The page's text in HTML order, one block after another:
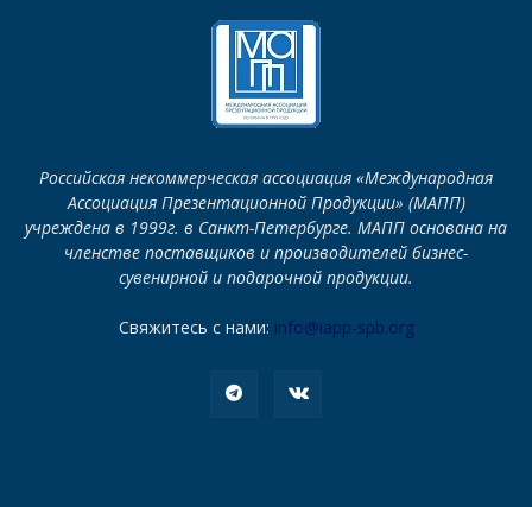
Российская некоммерческая ассоциация «Международная
Ассоциация Презентационной Продукции» (МАПП)
учреждена в 1999г. в Санкт-Петербурге. МАПП основана на
членстве поставщиков и производителей бизнес-
сувенирной и подарочной продукции.
Свяжитесь с нами: info@iapp-spb.org